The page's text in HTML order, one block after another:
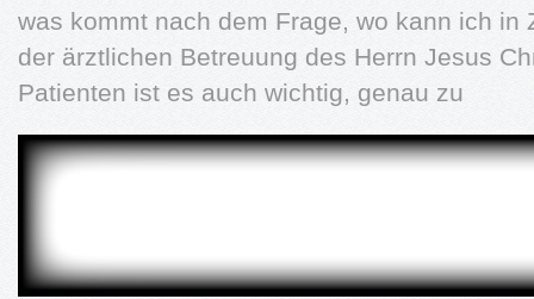
was kommt nach dem Frage, wo kann ich in
der ärztlichen Betreuung des Herrn Jesus
Patienten ist es auch wichtig, genau zu